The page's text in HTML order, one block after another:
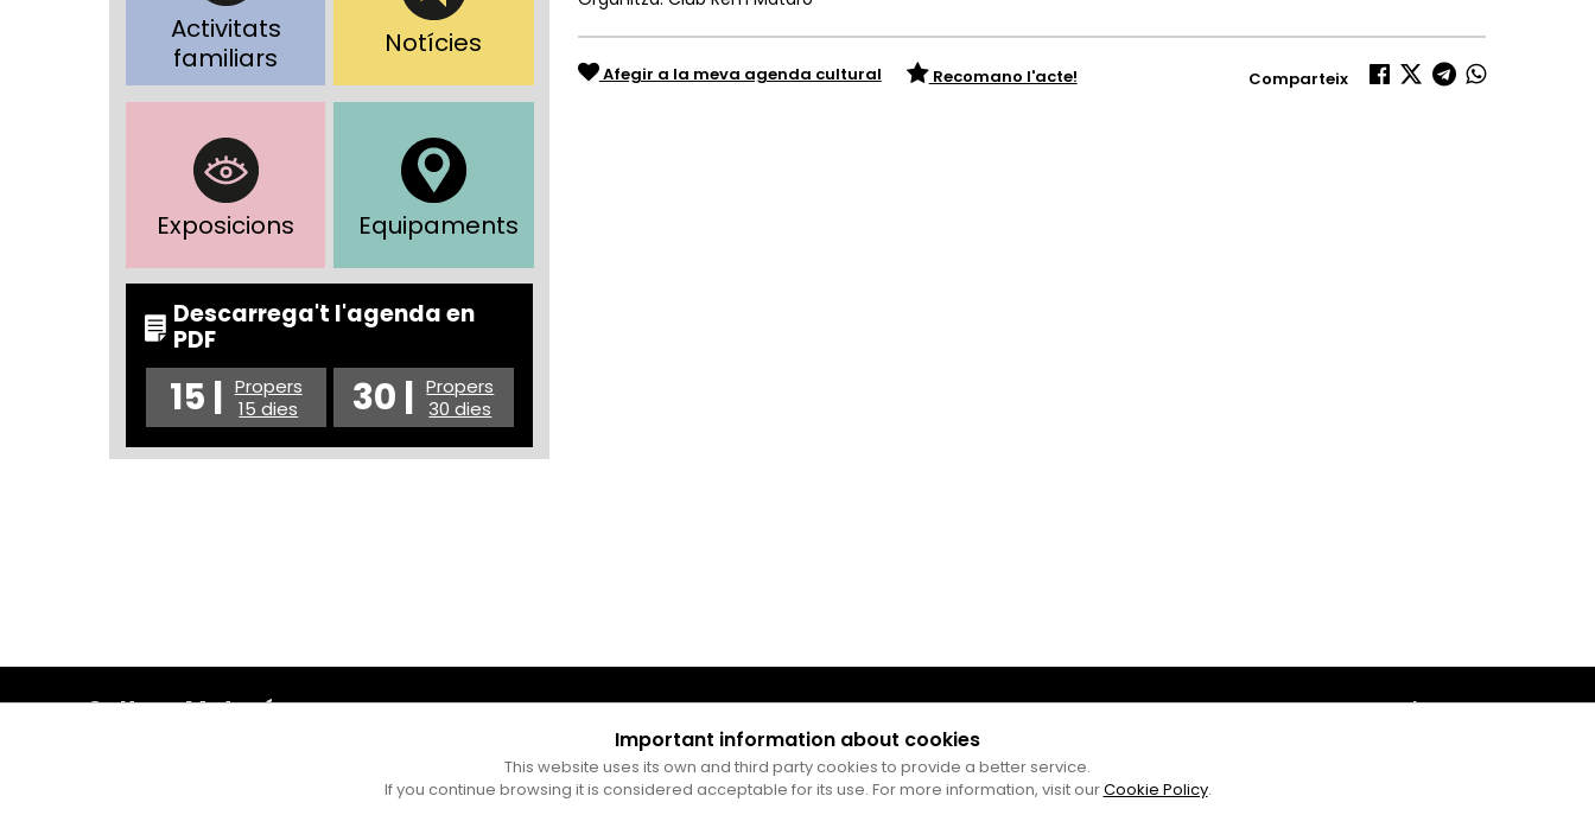
Activitats
familiars
Notícies
Exposicions Equipaments
Descarrega't l'agenda en
PDF
15 | Propers
15 dies
30 | Propers
30 dies
Afegir a la meva agenda cultural Recomano l'acte! Comparteix
Cultura Mataró
Horari d'obertura: dilluns, dimecres i divendres de 10 a
Amb el suport
Important information about cookies
This website uses its own and third party cookies to provide a better service.
If you continue browsing it is considered acceptable for its use. For more information, visit ourCookie Policy.